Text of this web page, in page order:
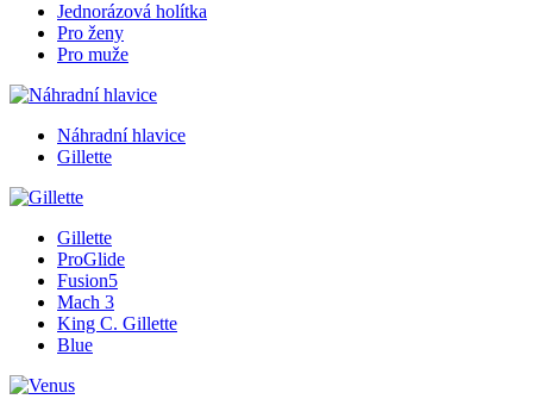
Jednorázová holítka
Pro ženy
Pro muže
Náhradní hlavice
Gillette
Gillette
ProGlide
Fusion5
Mach 3
King C. Gillette
Blue